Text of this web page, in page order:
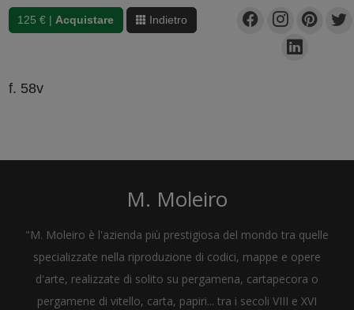
125 € | Acquistare Indietro
f. 58v
M. Moleiro
"M. Moleiro è l'azienda più prestigiosa del mondo tra quelle
specializzate nella riproduzione di codici, mappe e opere
d'arte, realizzate di solito su pergamena, cartapecora o
pergamene di vitello, carta, papiri... tra i secoli VIII e XVI